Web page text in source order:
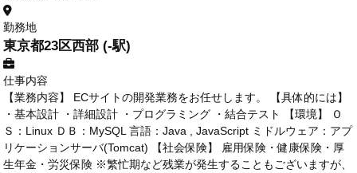
勤務地
東京都23区西部 (-駅)
仕事内容
【業務内容】 ECサイトの開発業務をお任せします。 【具体的には】
・基本設計 ・詳細設計 ・プログラミング ・結合テスト 【環境】 Ｏ
Ｓ：Linux ＤＢ：MySQL 言語：Java , JavaScript ミドルウェア：アプ
リケーションサーバ(Tomcat) 【社会保険】 雇用保険・健康保険・厚
生年金・労災保険 ※繁忙期など残業が発生することもございますが、